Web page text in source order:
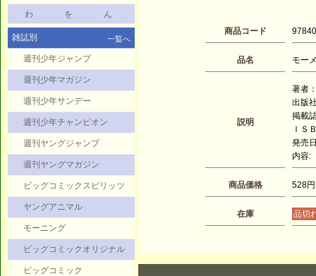
わ
を ん
雑誌別 一覧へ
週刊少年ジャンプ
週刊少年マガジン
週刊少年サンデー
週刊少年チャンピオン
週刊ヤングジャンプ
週刊ヤングマガジン
ビッグコミックスピリッツ
ヤングアニマル
モーニング
ビッグコミックオリジナル
ビッグコミック
商品コード
品名 モー
説明
著者
出版
掲載
ＩＳ
発売
内容:
商品価格 528円
在庫 品切